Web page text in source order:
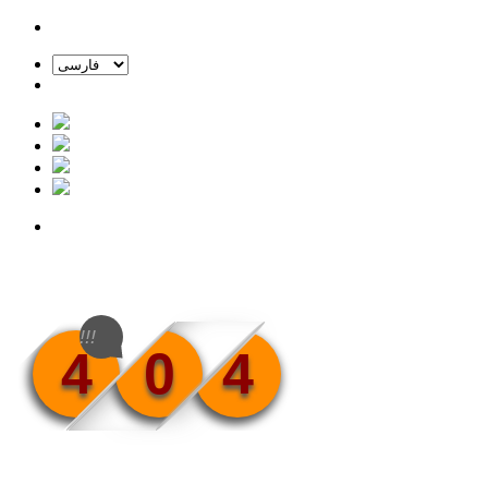
4 0 4
!!!